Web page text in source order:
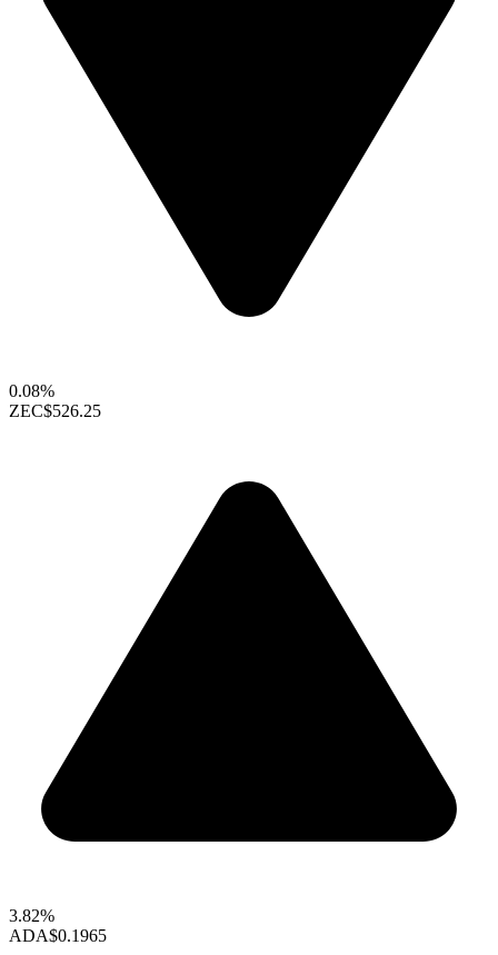
0.08%
ZEC$526.25
3.82%
ADA$0.1965